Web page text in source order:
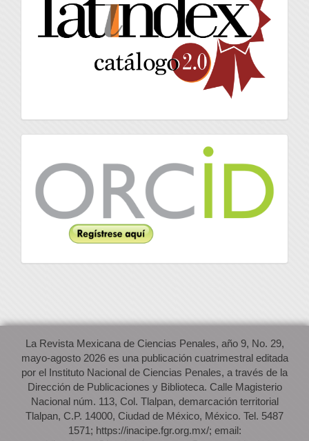
La Revista Mexicana de Ciencias Penales, año 9, No. 29,
mayo-agosto 2026 es una publicación cuatrimestral editada
por el Instituto Nacional de Ciencias Penales, a través de la
Dirección de Publicaciones y Biblioteca. Calle Magisterio
Nacional núm. 113, Col. Tlalpan, demarcación territorial
Tlalpan, C.P. 14000, Ciudad de México, México. Tel. 5487
1571; https://inacipe.fgr.org.mx/; email: